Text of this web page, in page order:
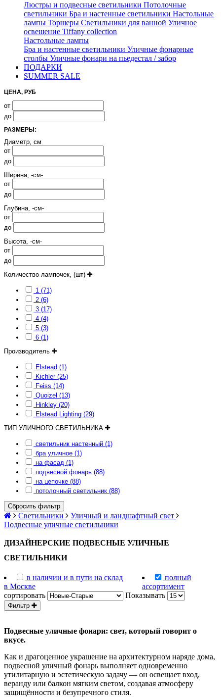
Люстры и подвесные светильники Потолочные
светильники Бра и настенные светильники Настольные
лампы Торшеры Светильники для ванной Уличное
освещение Tiffany collection
Настольные лампы
Бра и настенные светильники Уличные фонарные
столбы Уличные фонари на пьедестал / забор
ПОДАРКИ
SUMMER SALE
ЦЕНА, РУБ
от
до
РАЗМЕРЫ:
Диаметр, см
от
до
Ширина, -см-
от
до
Глубина, -см-
от
до
Высота, -см-
от
до
Количество лампочек, (шт)
1 (71)
2 (6)
3 (17)
4 (4)
5 (3)
6 (1)
Производитель
Elstead (1)
Kichler (25)
Feiss (14)
Quoizel (13)
Hinkley (20)
Elstead Lighting (29)
ТИП УЛИЧНОГО СВЕТИЛЬНИКА
светильник настенный (1)
бра уличное (1)
на фасад (1)
подвесной фонарь (88)
на цепочке (88)
потолочный светильник (88)
Сбросить фильтр
Светильники
Уличный и ландшафтный свет
Подвесные уличные светильники
ДИЗАЙНЕРСКИЕ ПОДВЕСНЫЕ УЛИЧНЫЕ
СВЕТИЛЬНИКИ
в наличии и в пути на склад
в Москве
полный
ассортимент
сортировать
Показывать
Фильтр
Подвесные уличные фонари: свет, который говорит о
вкусе.
Как и драгоценное украшение на архитектурном наряде дома,
подвесной уличный фонарь выполняет одновременно
утилитарную и эстетическую задачу — он освещает вход,
веранду или балкон мягким светом, создавая атмосферу
защищённости и безупречного стиля.